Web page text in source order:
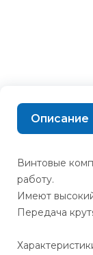
Описание
Винтовые
работу.
Имеют
Передача